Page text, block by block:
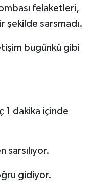
felaketleri,
şekilde sarsmadı.
bugünkü gibi
1 dakika içinde
sarsılıyor.
gidiyor.